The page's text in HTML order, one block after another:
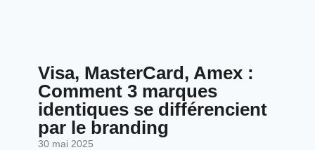
Visa, MasterCard, Amex :
Comment 3 marques
identiques se différencient
par le branding
30 mai 2025